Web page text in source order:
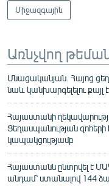
Միջազգային
Առնչվող
Մնացականյան. Հայոց
նաև կանխարգելելու քայլ է
Հայաստանի
Ցեղասպանության
կապակցությամբ
Հայաստանն ընտրվել է
անդամ՝ ստանալով 144